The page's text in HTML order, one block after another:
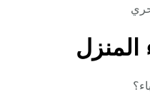
المنزل